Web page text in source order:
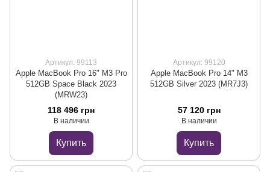
Артикул: 99113
Apple MacBook Pro 16" M3 Pro
512GB Space Black 2023
(MRW23)
118 496 грн
В наличии
Купить
Артикул: 99120
Apple MacBook Pro 14" M3
512GB Silver 2023 (MR7J3)
57 120 грн
В наличии
Купить